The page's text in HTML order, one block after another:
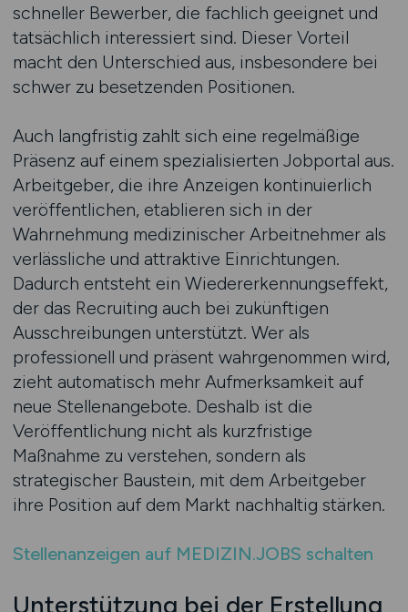
schneller Bewerber, die fachlich geeignet und
tatsächlich interessiert sind. Dieser Vorteil
macht den Unterschied aus, insbesondere bei
schwer zu besetzenden Positionen.
Auch langfristig zahlt sich eine regelmäßige
Präsenz auf einem spezialisierten Jobportal aus.
Arbeitgeber, die ihre Anzeigen kontinuierlich
veröffentlichen, etablieren sich in der
Wahrnehmung medizinischer Arbeitnehmer als
verlässliche und attraktive Einrichtungen.
Dadurch entsteht ein Wiedererkennungseffekt,
der das Recruiting auch bei zukünftigen
Ausschreibungen unterstützt. Wer als
professionell und präsent wahrgenommen wird,
zieht automatisch mehr Aufmerksamkeit auf
neue Stellenangebote. Deshalb ist die
Veröffentlichung nicht als kurzfristige
Maßnahme zu verstehen, sondern als
strategischer Baustein, mit dem Arbeitgeber
ihre Position auf dem Markt nachhaltig stärken.
Stellenanzeigen auf MEDIZIN.JOBS schalten
Unterstützung bei der Erstellung